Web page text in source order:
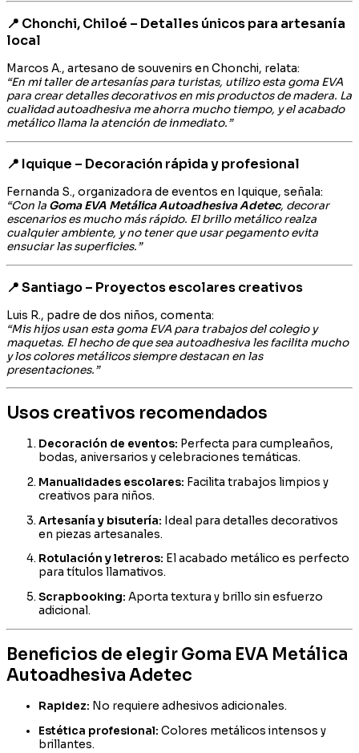
📍 Chonchi, Chiloé – Detalles únicos para artesanía
local
Marcos A., artesano de souvenirs en Chonchi, relata:
“En mi taller de artesanías para turistas, utilizo esta goma EVA
para crear detalles decorativos en mis productos de madera. La
cualidad autoadhesiva me ahorra mucho tiempo, y el acabado
metálico llama la atención de inmediato.”
📍 Iquique – Decoración rápida y profesional
Fernanda S., organizadora de eventos en Iquique, señala:
“Con la Goma EVA Metálica Autoadhesiva Adetec, decorar
escenarios es mucho más rápido. El brillo metálico realza
cualquier ambiente, y no tener que usar pegamento evita
ensuciar las superficies.”
📍 Santiago – Proyectos escolares creativos
Luis R., padre de dos niños, comenta:
“Mis hijos usan esta goma EVA para trabajos del colegio y
maquetas. El hecho de que sea autoadhesiva les facilita mucho
y los colores metálicos siempre destacan en las
presentaciones.”
Usos creativos recomendados
Decoración de eventos: Perfecta para cumpleaños,
bodas, aniversarios y celebraciones temáticas.
Manualidades escolares: Facilita trabajos limpios y
creativos para niños.
Artesanía y bisutería: Ideal para detalles decorativos
en piezas artesanales.
Rotulación y letreros: El acabado metálico es perfecto
para títulos llamativos.
Scrapbooking: Aporta textura y brillo sin esfuerzo
adicional.
Beneficios de elegir Goma EVA Metálica
Autoadhesiva Adetec
Rapidez: No requiere adhesivos adicionales.
Estética profesional: Colores metálicos intensos y
brillantes.